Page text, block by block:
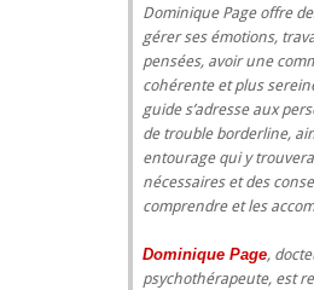
Dominique Page offre
gérer ses émotions,
pensées, avoir une
cohérente et plus
guide s’adresse aux
de trouble borderline,
entourage qui y
nécessaires et des
comprendre et les
Dominique Page,
psychothérapeute, est